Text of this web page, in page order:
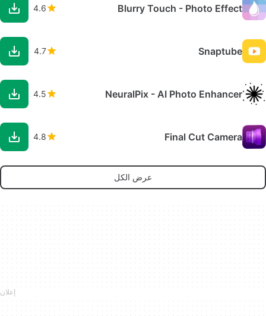
Blurry Touch - Photo Effect
4.6
Snaptube
4.7
NeuralPix - AI Photo Enhancer
4.5
Final Cut Camera
4.8
عرض الكل